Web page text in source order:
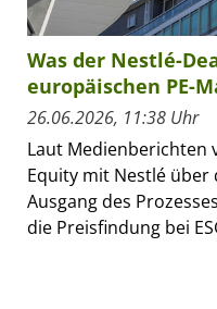
Was der Nestlé-
europäischen PE-
26.06.2026, 11:38 Uhr
Laut Medienberichten
Equity mit Nestlé über
Ausgang des
die Preisfindung bei